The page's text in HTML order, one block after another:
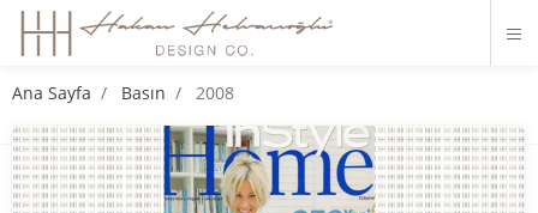
Ana Sayfa Basın 2008